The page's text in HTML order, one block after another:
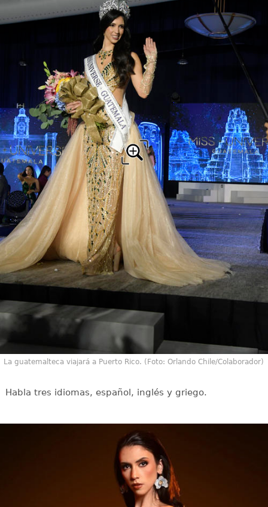
La guatemalteca viajará a Puerto Rico. (Foto: Orlando Chile/Colaborador)
Habla tres idiomas, español, inglés y griego.